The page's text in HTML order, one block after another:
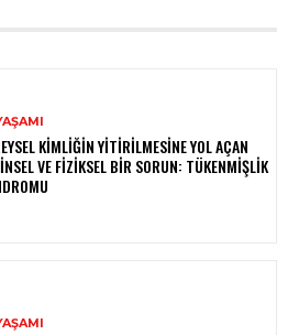
KIMLIĞIN YITIRILMESINE YOL AÇAN
VE FIZIKSEL BIR SORUN: TÜKENMIŞLIK